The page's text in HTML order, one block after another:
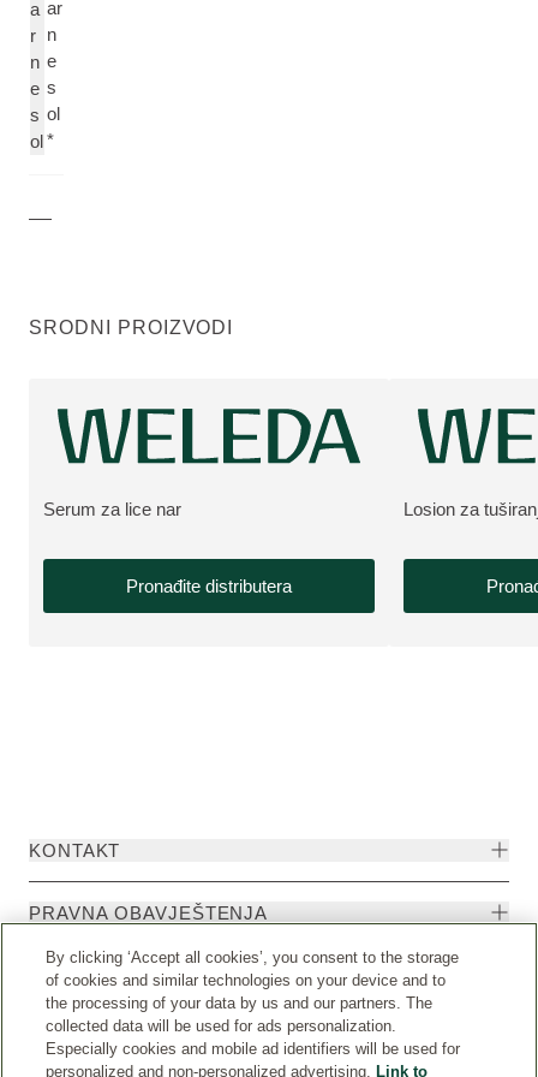
a
r
n
e
s
ol
ar
n
e
s
ol
*
SRODNI PROIZVODI
VIŠE O PROIZVODU:
Serum za lice nar
Pronađite distributera
VIŠE O
Losion za
KONTAKT
PRAVNA OBAVJEŠTENJA
By clicking ‘Accept all cookies’, you consent to the storage
of cookies and similar technologies on your device and to
the processing of your data by us and our partners. The
collected data will be used for ads personalization.
Especially cookies and mobile ad identifiers will be used for
personalized and non-personalized advertising. Link to